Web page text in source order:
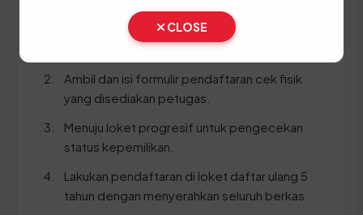
Bawa kendaraan Anda ke area Cek Fisik di
Samsat Pematangsiantar.
Ambil dan isi formulir pendaftaran cek fisik
yang disediakan petugas.
Menuju loket progresif untuk pengecekan
status kepemilikan.
Lakukan pendaftaran di loket daftar ulang 5
tahun dengan menyerahkan seluruh berkas.
CLOSE